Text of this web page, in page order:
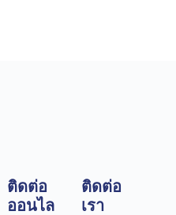
ติดต่อ
ออนไล
ติดต่อ
เรา